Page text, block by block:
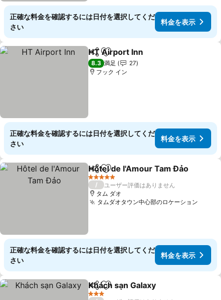
正確な料金を確認するには日付を選択してくだ
さい
料金を表示
シェアお気に入りに追加
HT Airport Inn
8.3 満足
27
フック イン
正確な料金を確認するには日付を選択してくだ
さい
料金を表示
シェアお気に入りに追加
Hôtel de l'Amour Tam Đảo
5 ホテルのランク
/
ユーザー評価はありません
タム ダオ
タムダオタウン中心部のロケーション
正確な料金を確認するには日付を選択してくだ
さい
料金を表示
シェアお気に入りに追加
Khách sạn Galaxy
3 ホテルのランク